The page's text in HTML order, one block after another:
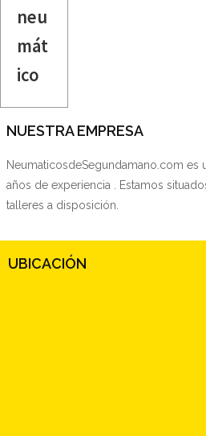
neu
mát
ico
NUESTRA EMPRESA
NeumaticosdeSegundamano.com es
años de experiencia . Estamos
talleres a disposición.
UBICACIÓN